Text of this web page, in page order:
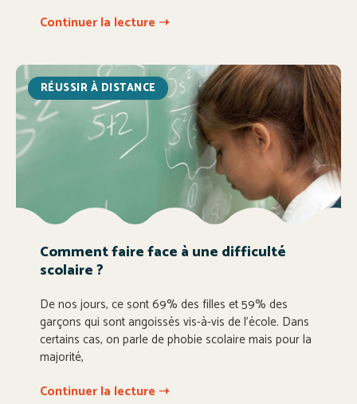
Continuer la lecture ➝
RÉUSSIR À DISTANCE
Comment faire face à une difficulté
scolaire ?
De nos jours, ce sont 69% des filles et 59% des
garçons qui sont angoissés vis-à-vis de l’école. Dans
certains cas, on parle de phobie scolaire mais pour la
majorité,
Continuer la lecture ➝